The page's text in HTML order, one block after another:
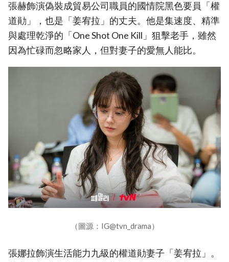
張赫飾演偽裝成貿易公司職員的國情院黑色要員「權
道勛」，也是「姜宥拉」的丈夫。他是集速度、精準
與處理乾淨的「One Shot One Kill」狙擊老手，雖然
因為忙碌而忽略家人，但對妻子的愛無人能比。
（圖源：IG@tvn_drama）
張娜拉飾演生活能力九級的權道勛妻子「姜宥拉」。